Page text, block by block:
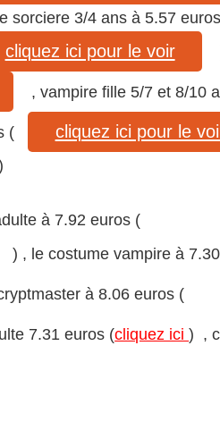
sorciere 3/4 ans à 5.57
cliquez ici pour le voir
, vampire fille 5/7 et 8/10
( cliquez ici pour le
à 7.92 euros (
) , le costume vampire à
à 8.06 euros (
7.31 euros (cliquez ici) ,